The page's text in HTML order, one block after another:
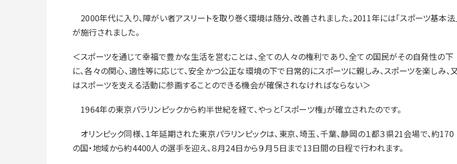
2000年代に入り、障がい者アスリートを取り巻く環境は随分、改善されました。2011年には「スポーツ基本法
が施行されました。
＜スポーツを通じて幸福で豊かな生活を営むことは、全ての人々の権利であり、全ての国民がその自発性の下
に、各々の関心、適性等に応じて、安全かつ公正な環境の下で日常的にスポーツに親しみ、スポーツを楽しみ、
はスポーツを支える活動に参画することのできる機会が確保されなければならない＞
1964年の東京パラリンピックから約半世紀を経て、やっと「スポーツ権」が確立されたのです。
オリンピック同様、１年延期された東京パラリンピックは、東京、埼玉、千葉、静岡の１都３県21会場で、約170
の国・地域から約4400人の選手を迎え、８月24日から９月５日まで13日間の日程で行われます。